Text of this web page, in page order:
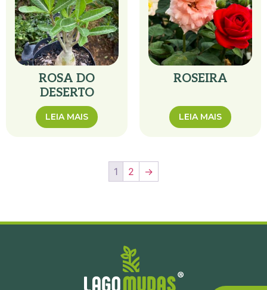
ROSA DO
DESERTO
LEIA MAIS
ROSEIRA
LEIA MAIS
1 2 →